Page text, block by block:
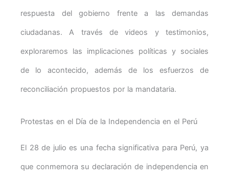
respuesta del gobierno frente a las demandas
ciudadanas. A través de videos y testimonios,
exploraremos las implicaciones políticas y sociales
de lo acontecido, además de los esfuerzos de
reconciliación propuestos por la mandataria.
Protestas en el Día de la Independencia en el Perú
El 28 de julio es una fecha significativa para Perú, ya
que conmemora su declaración de independencia en